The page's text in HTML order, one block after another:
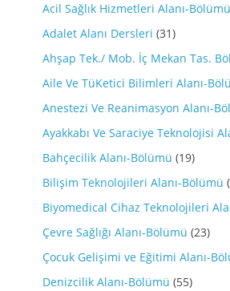
Acil Sağlık Hizmetleri Alanı-Bölümü
Adalet Alanı Dersleri (31)
Ahşap Tek./ Mob. İç Mekan Tas.
Aile Ve TüKetici Bilimleri Alanı-
Anestezi Ve Reanimasyon Alanı-
Ayakkabı Ve Saraciye Teknolojisi
Bahçecilik Alanı-Bölümü (19)
Bilişim Teknolojileri Alanı-Bölümü
Biyomedical Cihaz Teknolojileri
Çevre Sağlığı Alanı-Bölümü (23)
Çocuk Gelişimi ve Eğitimi Alanı-
Denizcilik Alanı-Bölümü (55)